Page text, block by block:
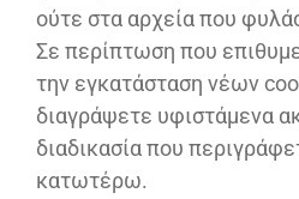
ούτε στα αρχεία που
Σε περίπτωση που
την εγκατάσταση νέων
διαγράψετε υφιστάμενα
διαδικασία που
κατωτέρω.